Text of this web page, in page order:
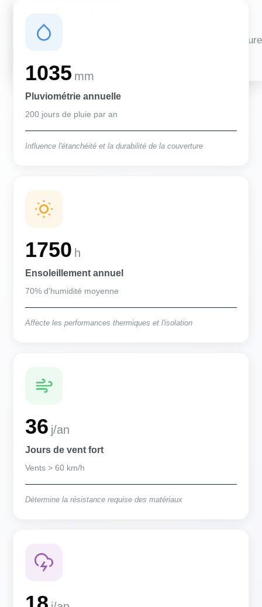
Des conditions qui influencent vos travaux de couverture
1035 mm
Pluviométrie annuelle
200 jours de pluie par an
Influence l'étanchéité et la durabilité de la couverture
1750 h
Ensoleillement annuel
70% d'humidité moyenne
Affecte les performances thermiques et l'isolation
36 j/an
Jours de vent fort
Vents > 60 km/h
Détermine la résistance requise des matériaux